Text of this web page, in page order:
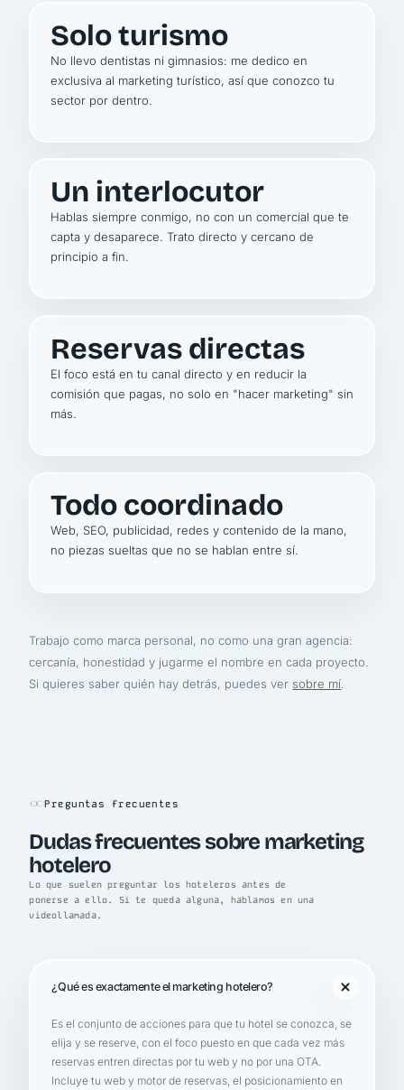
Solo turismo
No llevo dentistas ni gimnasios: me dedico en
exclusiva al marketing turístico, así que conozco tu
sector por dentro.
Un interlocutor
Hablas siempre conmigo, no con un comercial que te
capta y desaparece. Trato directo y cercano de
principio a fin.
Reservas directas
El foco está en tu canal directo y en reducir la
comisión que pagas, no solo en "hacer marketing" sin
más.
Todo coordinado
Web, SEO, publicidad, redes y contenido de la mano,
no piezas sueltas que no se hablan entre sí.
Trabajo como marca personal, no como una gran agencia:
cercanía, honestidad y jugarme el nombre en cada proyecto.
Si quieres saber quién hay detrás, puedes ver sobre mí
Preguntas frecuentes
Dudas frecuentes sobre marketing
hotelero
Lo que suelen preguntar los hoteleros antes de
ponerse a ello. Si te queda alguna, hablamos en una
videollamada.
¿Qué es exactamente el marketing hotelero?
Es el conjunto de acciones para que tu hotel se conozca, se
elija y se reserve, con el foco puesto en que cada vez más
reservas entren directas por tu web y no por una OTA.
Incluye tu web y motor de reservas, el posicionamiento en